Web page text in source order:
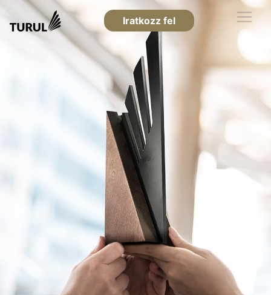
Iratkozz fel